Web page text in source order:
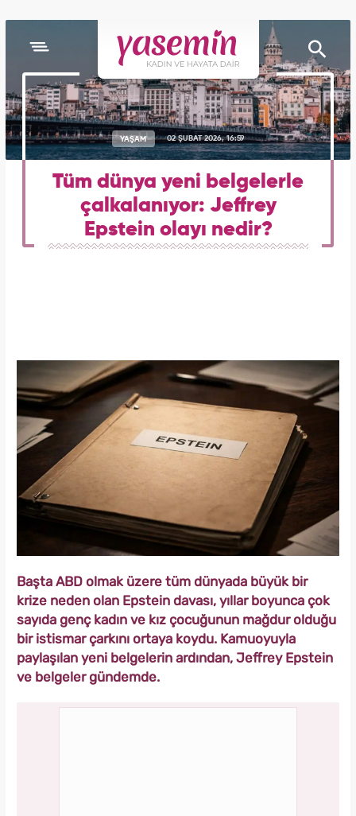
YAŞAM 02 ŞUBAT 2026, 16:59
Tüm dünya yeni belgelerle
çalkalanıyor: Jeffrey
Epstein olayı nedir?
Başta ABD olmak üzere tüm dünyada büyük bir
krize neden olan Epstein davası, yıllar boyunca çok
sayıda genç kadın ve kız çocuğunun mağdur olduğu
bir istismar çarkını ortaya koydu. Kamuoyuyla
paylaşılan yeni belgelerin ardından, Jeffrey Epstein
ve belgeler gündemde.